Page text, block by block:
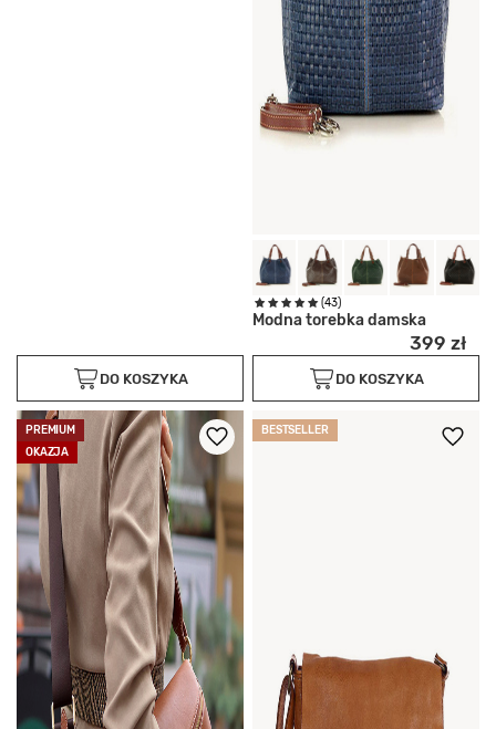
DO KOSZYKA
(43)
Modna torebka damska
399 zł
DO KOSZYKA
PREMIUM
OKAZJA
BESTSELLER